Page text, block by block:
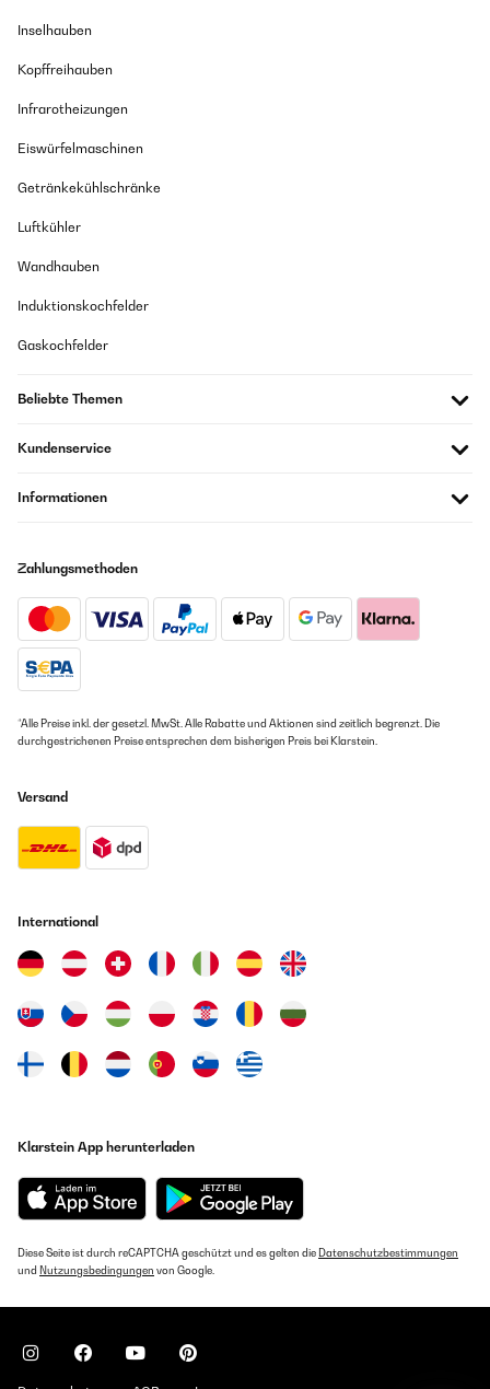
Inselhauben
Kopffreihauben
Infrarotheizungen
Eiswürfelmaschinen
Getränkekühlschränke
Luftkühler
Wandhauben
Induktionskochfelder
Gaskochfelder
Beliebte Themen
Kundenservice
Informationen
Zahlungsmethoden
*Alle Preise inkl. der gesetzl. MwSt. Alle Rabatte und Aktionen sind zeitlich begrenzt. Die
durchgestrichenen Preise entsprechen dem bisherigen Preis bei Klarstein.
Versand
International
Klarstein App herunterladen
Diese Seite ist durch reCAPTCHA geschützt und es gelten die Datenschutzbestimmungen
und Nutzungsbedingungen von Google.